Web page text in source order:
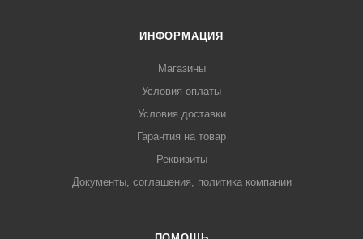
ИНФОРМАЦИЯ
Магазины
Условия оплаты
Условия доставки
Гарантия на товар
Реквизиты
Документы, соглашения, политика компании